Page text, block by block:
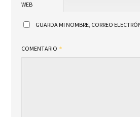
WEB
GUARDA MI NOMBRE, CORREO
COMENTARIO